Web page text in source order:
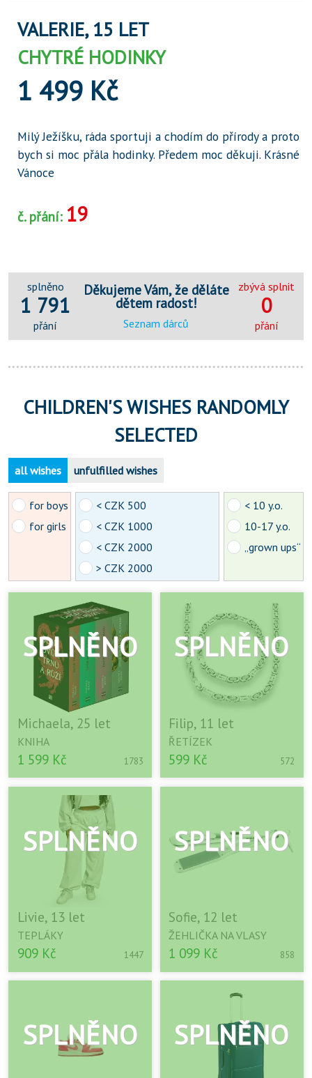
VALERIE, 15 LET
CHYTRÉ HODINKY
1 499 Kč
Milý Ježíšku, ráda sportuji a chodím do přírody a proto
bych si moc přála hodinky. Předem moc děkuji. Krásné
Vánoce
č. přání: 19
splněno
1 791
přání
Děkujeme Vám, že děláte
dětem radost!
Seznam dárců
zbývá splnit
0
přání
CHILDREN'S WISHES RANDOMLY
SELECTED
all wishes unfulfilled wishes
for boys
for girls
< CZK 500
< CZK 1000
< CZK 2000
> CZK 2000
< 10 y.o.
10-17 y.o.
„grown ups“
Michaela, 25 let
KNIHA
1 599 Kč 1783
Filip, 11 let
ŘETÍZEK
599 Kč 572
Livie, 13 let
TEPLÁKY
909 Kč 1447
Sofie, 12 let
ŽEHLIČKA NA VLASY
1 099 Kč 858